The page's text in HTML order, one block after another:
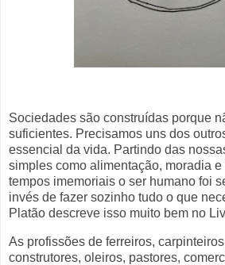
Sociedades são construídas porque
suficientes. Precisamos uns dos
essencial da vida. Partindo das
simples como alimentação, moradia
tempos imemoriais o ser humano foi
invés de fazer sozinho tudo o que
Platão descreve isso muito bem no
As profissões de ferreiros,
construtores, oleiros, pastores,